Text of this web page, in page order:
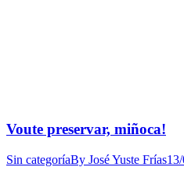
Voute preservar, miñoca!
Sin categoríaBy José Yuste Frías